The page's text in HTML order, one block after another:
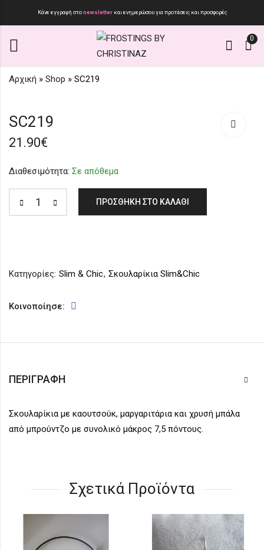
Κάνε εγγραφή στοnewsletter και ενημερώσου για προτάσεις και προσφορές
0
Αρχική » Shop » SC219
SC219
21.90€
Διαθεσιμότητα: Σε απόθεμα
ΠΡΟΣΘΉΚΗ ΣΤΟ ΚΑΛΆΘΙ
Κατηγορίες: Slim & Chic, Σκουλαρίκια Slim&Chic
Κοινοποίησε:
ΠΕΡΙΓΡΑΦΉ
Σκουλαρίκια με καουτσούκ, μαργαριτάρια και χρυσή μπάλα
από μπρούντζο με συνολικό μάκρος 7,5 πόντους.
Σχετικά Προϊόντα